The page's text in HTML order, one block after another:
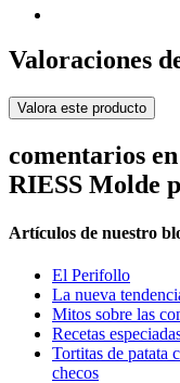
Valoraciones
Valora este producto
comentarios
RIESS Molde
Artículos de nuestro
El Perifollo
La nueva
Mitos sobre las
Recetas
Tortitas de patata
checos